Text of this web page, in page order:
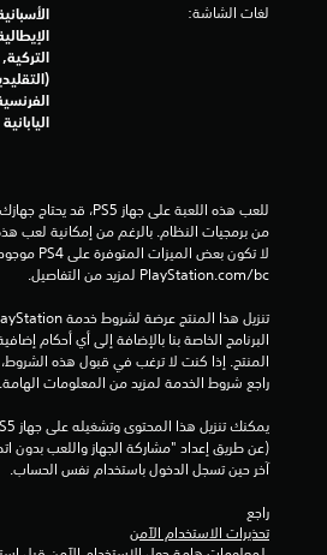
لغات الشاشة:
اليابانية
‎PlayStation.com/bc لمزيد من التفاصيل.
راجع شروط الخدمة لمزيد من المعلومات الهامة.
آخر حين تسجل الدخول باستخدام نفس الحساب.
راجع
تحذيرات الاستخدام الآمن